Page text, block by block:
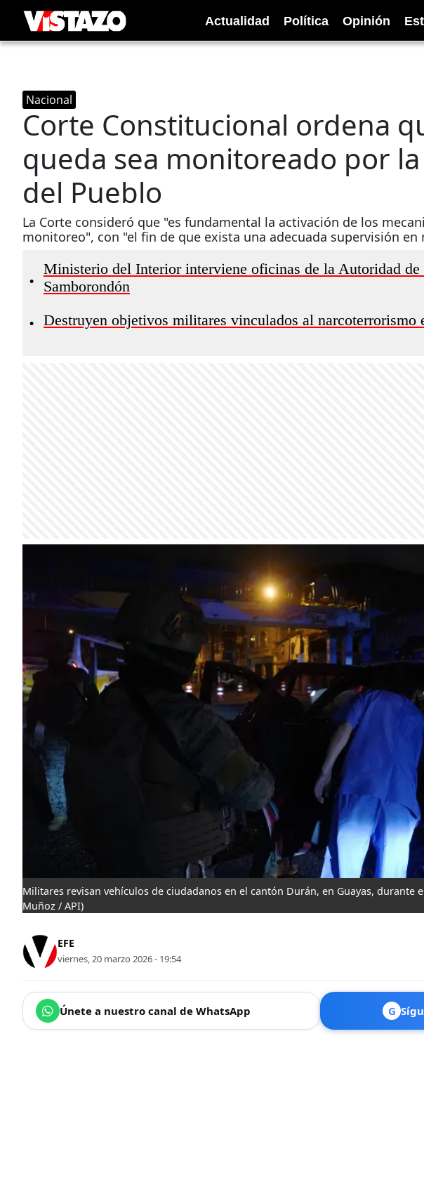
Actualidad Política Opinión
Nacional
Corte Constitucional ordena
queda sea monitoreado por
del Pueblo
La Corte consideró que "es fundamental la activación de los
monitoreo", con "el fin de que exista una adecuada supervisión
•
Ministerio del Interior interviene oficinas de la Autoridad
Samborondón
• Destruyen objetivos militares vinculados al narcoterrorismo
Militares revisan vehículos de ciudadanos en el cantón Durán, en Guayas, durante
Muñoz / API)
EFE
viernes, 20 marzo 2026 - 19:54
Únete a nuestro canal de WhatsApp G